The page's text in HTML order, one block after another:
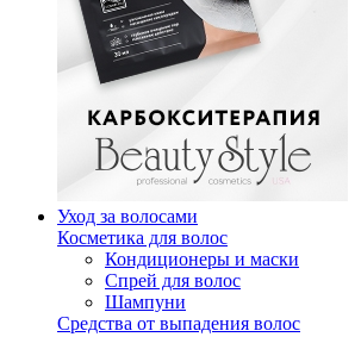
Уход за волосами
Косметика для волос
Кондиционеры и маски
Спрей для волос
Шампуни
Средства от выпадения волос